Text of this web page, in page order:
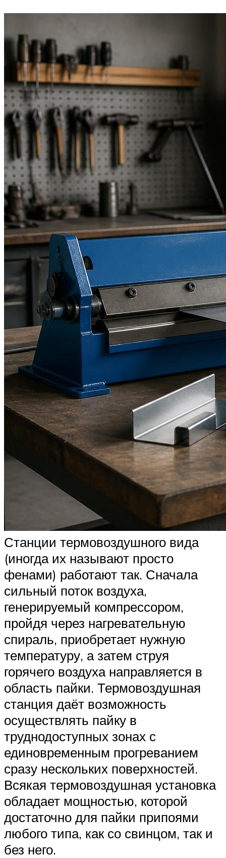
Станции термовоздушного вида
(иногда их называют просто
фенами) работают так. Сначала
сильный поток воздуха,
генерируемый компрессором,
пройдя через нагревательную
спираль, приобретает нужную
температуру, а затем струя
горячего воздуха направляется в
область пайки. Термовоздушная
станция даёт возможность
осуществлять пайку в
труднодоступных зонах с
единовременным прогреванием
сразу нескольких поверхностей.
Всякая термовоздушная установка
обладает мощностью, которой
достаточно для пайки припоями
любого типа, как со свинцом, так и
без него.